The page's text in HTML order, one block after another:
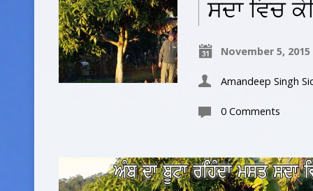
ਸਦਾ ਵਿਚ
November 5, 2015
Amandeep Singh
0 Comments